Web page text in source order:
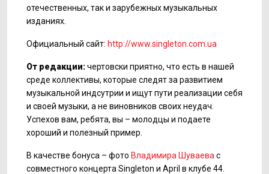
отечественных, так и зарубежных музыкальных
изданиях.
Официальный сайт: http://www.singleton.com.ua
От редакции:чертовски приятно, что есть в нашей
среде коллективы, которые следят за развитием
музыкальной индсутрии и ищут пути реализации себя
и своей музыки, а не виновников своих неудач.
Успехов вам, ребята, вы – молодцы и подаете
хороший и полезный пример.
В качестве бонуса – фото Владимира Шуваева с
совместного концерта Singleton и April в клубе 44.